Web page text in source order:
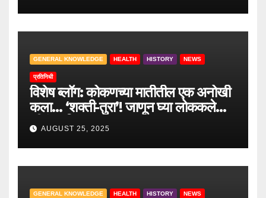
GENERAL KNOWLEDGE HEALTH HISTORY NEWS
प्रतिनिधी
विशेष ब्लॉग: कोकणच्या मातीतील एक अनोखी
कला… ‘शक्ती-तुरा’! जाणून घ्या लोककलेचा
जीवंत इतिहास.
AUGUST 25, 2025
GENERAL KNOWLEDGE HEALTH HISTORY NEWS